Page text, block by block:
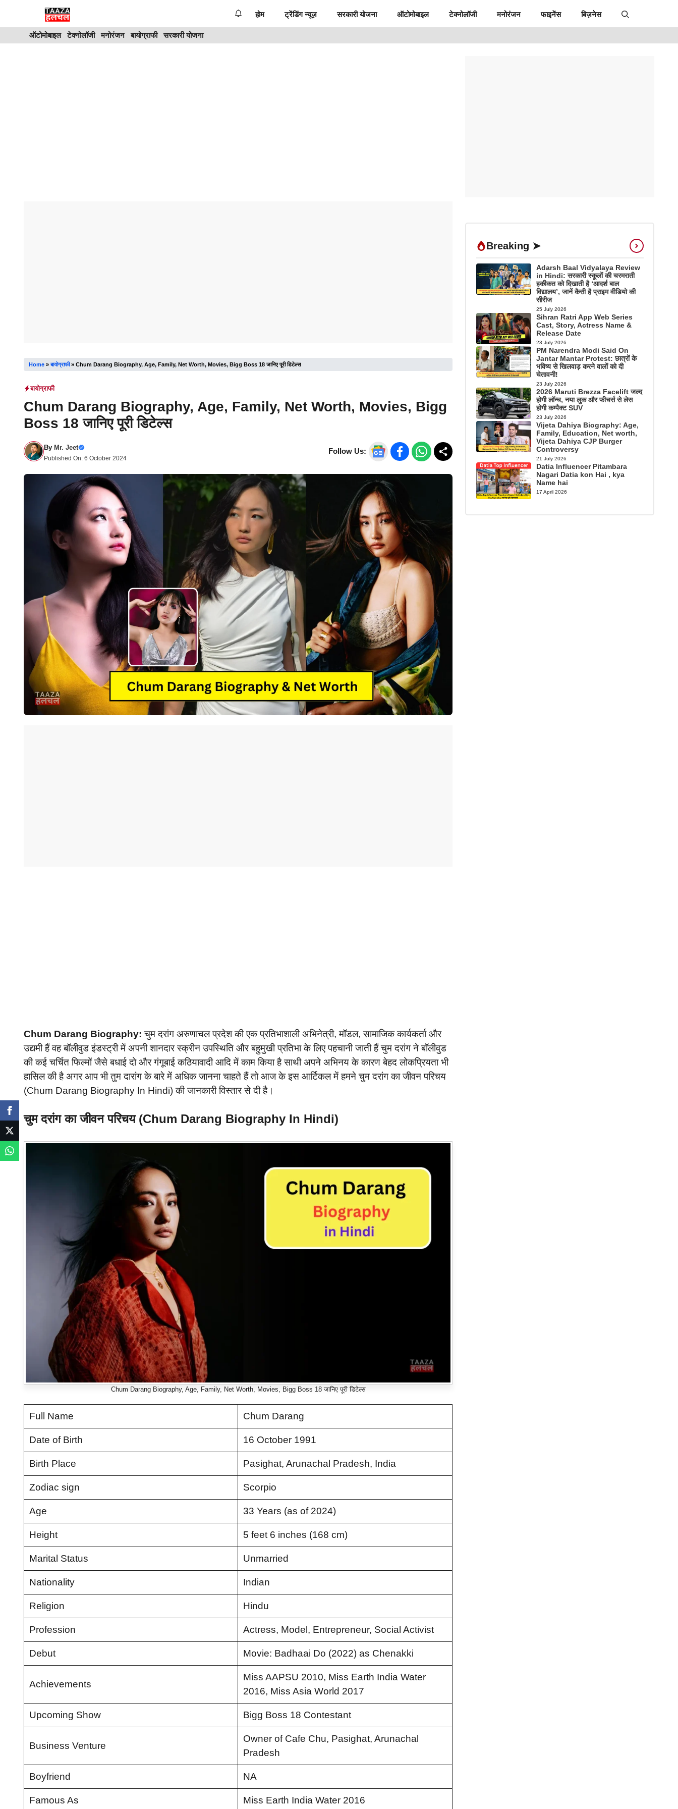
content
होम ट्रेंडिंग न्यूज़ सरकारी योजना ऑटोमोबाइल टेक्नोलॉजी मनोरंजन फाइनेंस बिज़नेस
ऑटोमोबाइल टेक्नोलॉजी मनोरंजन बायोग्राफी सरकारी योजना
Home »बायोग्राफी» Chum Darang Biography, Age, Family, Net Worth, Movies, Bigg Boss 18 जानिए पूरी डिटेल्स
बायोग्राफी
Chum Darang Biography, Age, Family, Net Worth, Movies, Bigg
Boss 18 जानिए पूरी डिटेल्स
By Mr. Jeet
Published On: 6 October 2024
Follow Us:
Chum Darang Biography: चुम दरांग अरुणाचल प्रदेश की एक प्रतिभाशाली अभिनेत्री, मॉडल, सामाजिक कार्यकर्ता और
उद्यमी हैं वह बॉलीवुड इंडस्ट्री में अपनी शानदार स्क्रीन उपस्थिति और बहुमुखी प्रतिभा के लिए पहचानी जाती हैं चुम दरांग ने बॉलीवुड
की कई चर्चित फिल्मों जैसे बधाई दो और गंगूबाई कठियावादी आदि में काम किया है साथी अपने अभिनय के कारण बेहद लोकप्रियता भी
हासिल की है अगर आप भी तुम दारांग के बारे में अधिक जानना चाहते हैं तो आज के इस आर्टिकल में हमने चुम दरांग का जीवन परिचय
(Chum Darang Biography In Hindi) की जानकारी विस्तार से दी है।
चुम दरांग का जीवन परिचय (Chum Darang Biography In Hindi)
Chum Darang Biography, Age, Family, Net Worth, Movies, Bigg Boss 18 जानिए पूरी डिटेल्स
Full Name Chum Darang
Date of Birth 16 October 1991
Birth Place Pasighat, Arunachal Pradesh, India
Zodiac sign Scorpio
Age 33 Years (as of 2024)
Height 5 feet 6 inches (168 cm)
Marital Status Unmarried
Nationality Indian
Religion Hindu
Profession Actress, Model, Entrepreneur, Social Activist
Debut Movie: Badhaai Do (2022) as Chenakki
Achievements
Miss AAPSU 2010, Miss Earth India Water
2016, Miss Asia World 2017
Upcoming Show Bigg Boss 18 Contestant
Business Venture
Owner of Cafe Chu, Pasighat, Arunachal
Pradesh
Boyfriend NA
Famous As Miss Earth India Water 2016
Breaking ➤
Adarsh Baal Vidyalaya Review
in Hindi: सरकारी स्कूलों की चरमराती
हकीकत को दिखाती है ‘आदर्श बाल
विद्यालय’, जानें कैसी है प्राइम वीडियो की
सीरीज
25 July 2026
Sihran Ratri App Web Series
Cast, Story, Actress Name &
Release Date
23 July 2026
PM Narendra Modi Said On
Jantar Mantar Protest: छात्रों के
भविष्य से खिलवाड़ करने वालों को दी
चेतावनी!
23 July 2026
2026 Maruti Brezza Facelift जल्द
होगी लॉन्च, नया लुक और फीचर्स से लेस
होगी कम्पैक्ट SUV
23 July 2026
Vijeta Dahiya Biography: Age,
Family, Education, Net worth,
Vijeta Dahiya CJP Burger
Controversy
21 July 2026
Datia Influencer Pitambara
Nagari Datia kon Hai , kya
Name hai
17 April 2026